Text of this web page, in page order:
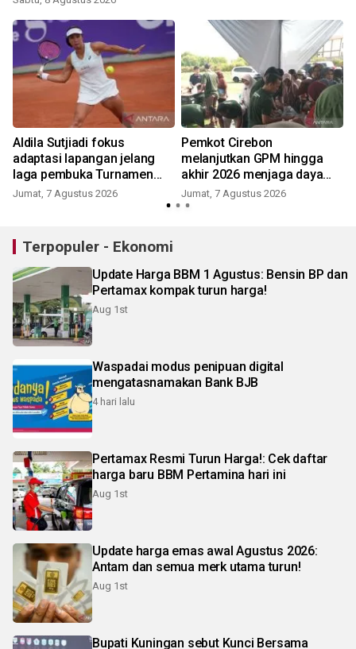
Aldila Sutjiadi fokus
adaptasi lapangan jelang
laga pembuka Turnamen
WTA 1000
Jumat, 7 Agustus 2026
Pemkot Cirebon
melanjutkan GPM hingga
akhir 2026 menjaga daya
beli warga
Jumat, 7 Agustus 2026
Terpopuler - Ekonomi
Update Harga BBM 1 Agustus: Bensin BP dan
Pertamax kompak turun harga!
Aug 1st
Waspadai modus penipuan digital
mengatasnamakan Bank BJB
4 hari lalu
Pertamax Resmi Turun Harga!: Cek daftar
harga baru BBM Pertamina hari ini
Aug 1st
Update harga emas awal Agustus 2026:
Antam dan semua merk utama turun!
Aug 1st
Bupati Kuningan sebut Kunci Bersama